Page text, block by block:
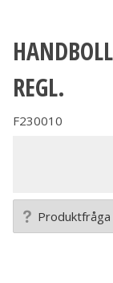
REGL.
F230010
Produktfråga